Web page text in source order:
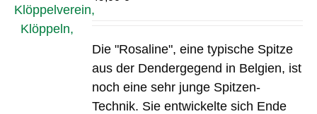
Die "Rosaline", eine typische Spitze
aus der Dendergegend in Belgien, ist
noch eine sehr junge Spitzen-
Technik. Sie entwickelte sich Ende